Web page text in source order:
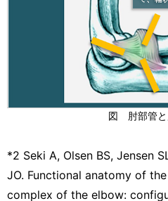
図 肘部管と
*2 Seki A, Olsen BS, Jensen
JO. Functional anatomy of
complex of the elbow: